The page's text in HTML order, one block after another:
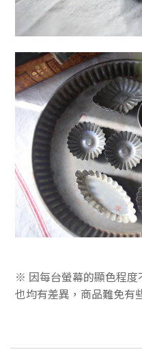
※ 因每台螢幕的顯色程度
也均有差異，商品難免有